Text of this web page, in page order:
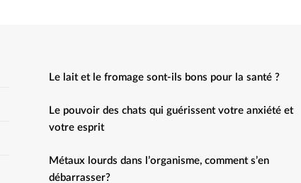
Le lait et le fromage sont-ils bons pour la santé ?
Le pouvoir des chats qui guérissent votre anxiété et
votre esprit
Métaux lourds dans l’organisme, comment s’en
débarrasser?